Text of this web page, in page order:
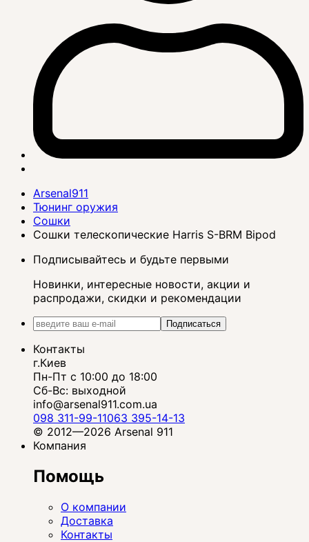
Arsenal911
Тюнинг оружия
Сошки
Сошки телескопические Harris S-BRM Bipod
Подписывайтесь и будьте первыми
Новинки, интересные новости, акции и
распродажи, скидки и рекомендации
Подписаться
Контакты
г.Киев
Пн-Пт с 10:00 до 18:00
Сб-Вс: выходной
info@arsenal911.com.ua
098 311-99-11063 395-14-13
© 2012—2026 Arsenal 911
Компания
Помощь
О компании
Доставка
Контакты